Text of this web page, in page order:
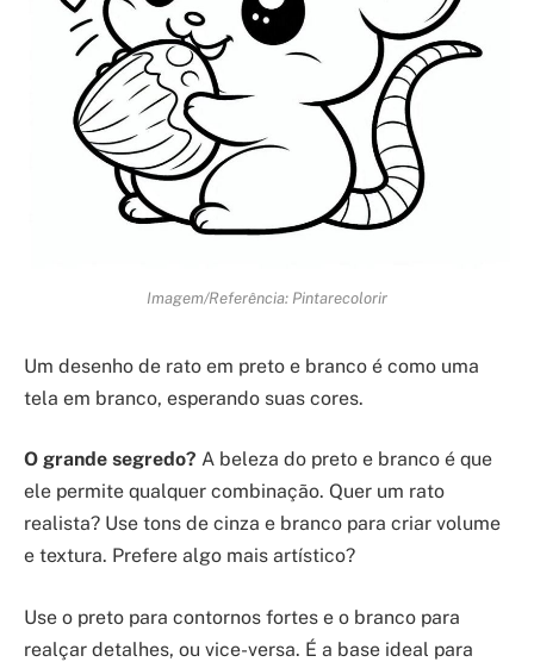
Imagem/Referência: Pintarecolorir
Um desenho de rato em preto e branco é como uma
tela em branco, esperando suas cores.
O grande segredo? A beleza do preto e branco é que
ele permite qualquer combinação. Quer um rato
realista? Use tons de cinza e branco para criar volume
e textura. Prefere algo mais artístico?
Use o preto para contornos fortes e o branco para
realçar detalhes, ou vice-versa. É a base ideal para